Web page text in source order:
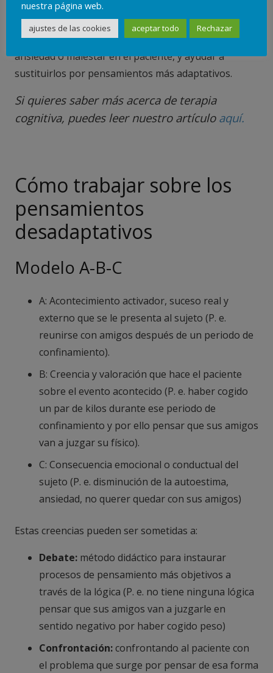
La técnica en sí consiste en la discusión de los
pensamientos automáticos negativos que provocan
ansiedad o malestar en el paciente, y ayudar a
sustituirlos por pensamientos más adaptativos.
Si quieres saber más acerca de terapia
cognitiva, puedes leer nuestro artículo aquí.
Cómo trabajar sobre los
pensamientos
desadaptativos
Modelo A-B-C
A: Acontecimiento activador, suceso real y
externo que se le presenta al sujeto (P. e.
reunirse con amigos después de un periodo de
confinamiento).
B: Creencia y valoración que hace el paciente
sobre el evento acontecido (P. e. haber cogido
un par de kilos durante ese periodo de
confinamiento y por ello pensar que sus amigos
van a juzgar su físico).
C: Consecuencia emocional o conductual del
sujeto (P. e. disminución de la autoestima,
ansiedad, no querer quedar con sus amigos)
Estas creencias pueden ser sometidas a:
Debate: método didáctico para instaurar
procesos de pensamiento más objetivos a
través de la lógica (P. e. no tiene ninguna lógica
pensar que sus amigos van a juzgarle en
sentido negativo por haber cogido peso)
Confrontación:confrontando al paciente con
el problema que surge por pensar de esa forma
nuestra página web.
ajustes de las cookies aceptar todo Rechazar